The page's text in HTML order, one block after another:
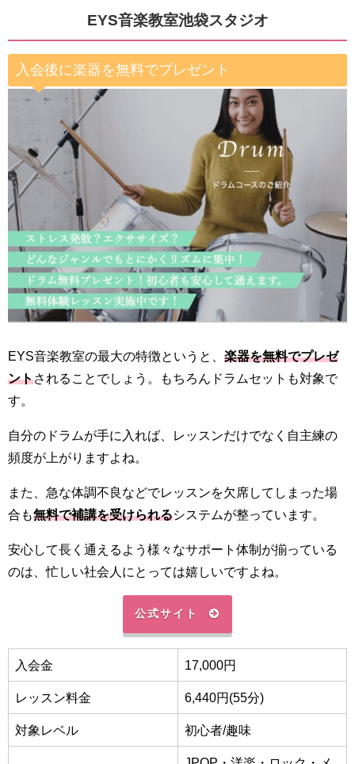
EYS音楽教室池袋スタジオ
入会後に楽器を無料でプレゼント
EYS音楽教室の最大の特徴というと、 楽器を無料でプレゼ
ントされることでしょう。もちろんドラムセットも対象で
す。
自分のドラムが手に入れば、レッスンだけでなく自主練の
頻度が上がりますよね。
また、急な体調不良などでレッスンを欠席してしまった場
合も無料で補講を受けられるシステムが整っています。
安心して長く通えるよう様々なサポート体制が揃っている
のは、忙しい社会人にとっては嬉しいですよね。
公式サイト
入会金 17,000円
レッスン料金 6,440円(55分)
対象レベル 初心者/趣味